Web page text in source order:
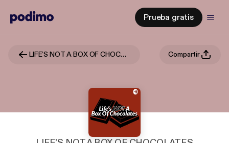
Prueba gratis
LIFE’S NOT A BOX OF CHOCOLATES Compartir